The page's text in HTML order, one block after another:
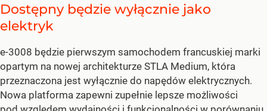
Dostępny będzie wyłącznie jako
elektryk
e-3008 będzie pierwszym samochodem francuskiej marki
opartym na nowej architekturze STLA Medium, która
przeznaczona jest wyłącznie do napędów elektrycznych.
Nowa platforma zapewni zupełnie lepsze możliwości